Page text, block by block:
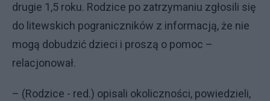
drugie 1,5 roku. Rodzice po zatrzymaniu zgłosili się
do litewskich pograniczników z informacją, że nie
mogą dobudzić dzieci i proszą o pomoc –
relacjonował.
– (Rodzice - red.) opisali okoliczności, powiedzieli,